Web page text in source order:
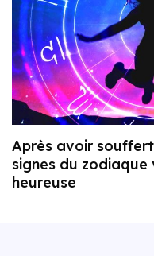
Après avoir
signes du
heureuse